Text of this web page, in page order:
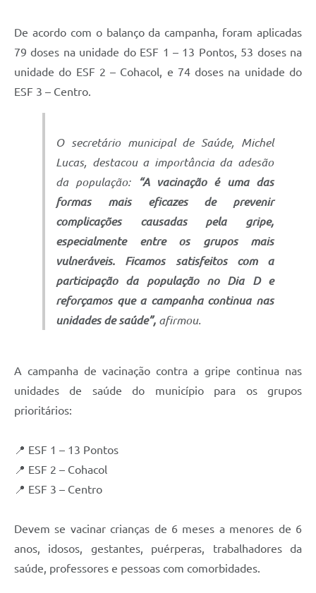
De acordo com o balanço da campanha, foram aplicadas
79 doses na unidade do ESF 1 – 13 Pontos, 53 doses na
unidade do ESF 2 – Cohacol, e 74 doses na unidade do
ESF 3 – Centro.
O secretário municipal de Saúde, Michel
Lucas, destacou a importância da adesão
da população:
“A vacinação é uma das
formas mais eficazes de prevenir
complicações causadas pela gripe,
especialmente entre os grupos mais
vulneráveis. Ficamos satisfeitos com a
participação da população no Dia D e
reforçamos que a campanha continua nas
unidades de saúde”, afirmou.
A campanha de vacinação contra a gripe continua nas
unidades de saúde do município para os grupos
prioritários:
📍 ESF 1 – 13 Pontos
📍 ESF 2 – Cohacol
📍 ESF 3 – Centro
Devem se vacinar crianças de 6 meses a menores de 6
anos, idosos, gestantes, puérperas, trabalhadores da
saúde, professores e pessoas com comorbidades.